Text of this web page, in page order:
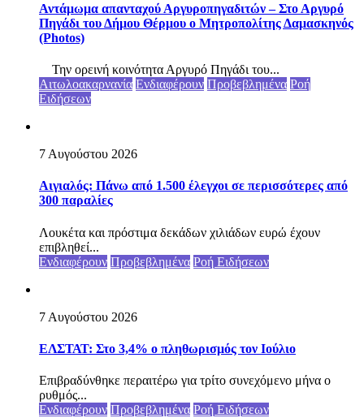
Αντάμωμα απανταχού Αργυροπηγαδιτών – Στο Αργυρό
Πηγάδι του Δήμου Θέρμου ο Μητροπολίτης Δαμασκηνός
(Photos)
Την ορεινή κοινότητα Αργυρό Πηγάδι του...
Αιτωλοακαρνανία Ενδιαφέρουν Προβεβλημένα Ροή
Ειδήσεων
7 Αυγούστου 2026
Αιγιαλός: Πάνω από 1.500 έλεγχοι σε περισσότερες από
300 παραλίες
Λουκέτα και πρόστιμα δεκάδων χιλιάδων ευρώ έχουν
επιβληθεί...
Ενδιαφέρουν Προβεβλημένα Ροή Ειδήσεων
7 Αυγούστου 2026
ΕΛΣΤΑΤ: Στο 3,4% ο πληθωρισμός τον Ιούλιο
Επιβραδύνθηκε περαιτέρω για τρίτο συνεχόμενο μήνα ο
ρυθμός...
Ενδιαφέρουν Προβεβλημένα Ροή Ειδήσεων